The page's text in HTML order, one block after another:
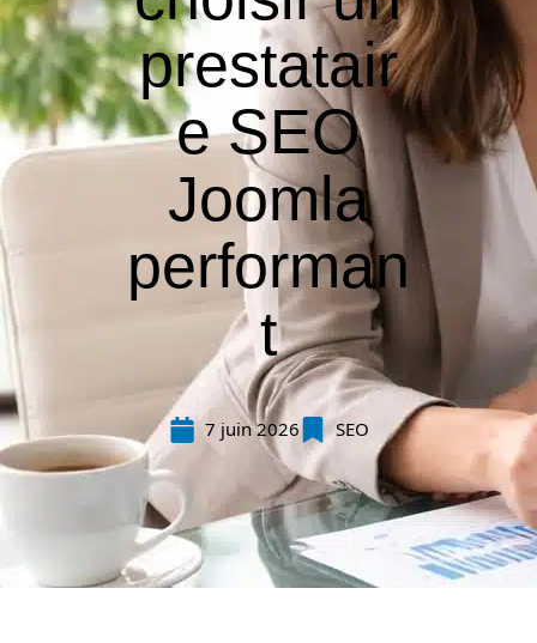
prestatair
e SEO
Joomla
performan
t
7 juin 2026 SEO